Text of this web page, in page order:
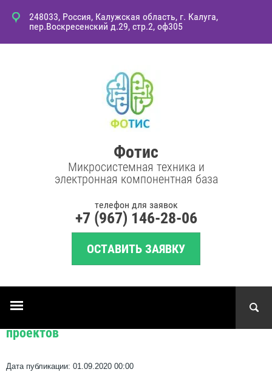
248033, Россия, Калужская область, г. Калуга,
пер.Воскресенский д.29, стр.2, оф305
Фотис
Микросистемная техника и
электронная компонентная база
телефон для заявок
+7 (967) 146-28-06
ОСТАВИТЬ ЗАЯВКУ
проектов
Дата публикации: 01.09.2020 00:00